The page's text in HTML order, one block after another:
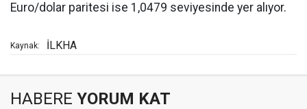
Euro/dolar paritesi ise 1,0479 seviyesinde yer alıyor.
Kaynak: İLKHA
HABERE YORUM KAT